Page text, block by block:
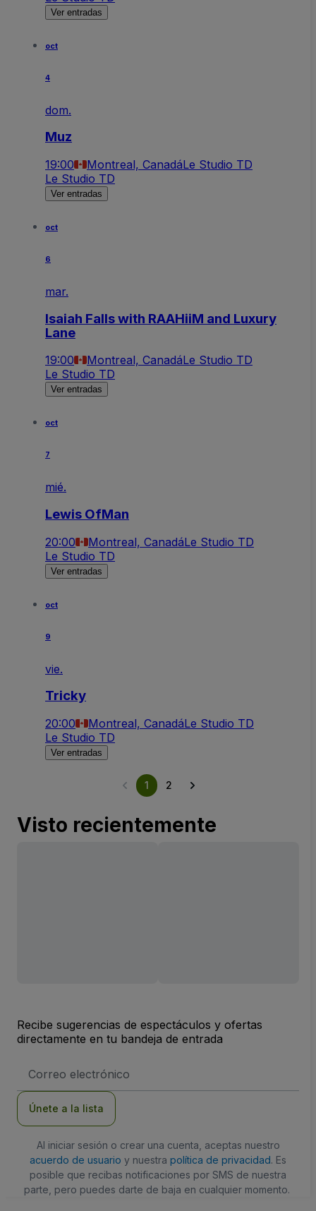
Ver entradas
oct
4
dom.
Muz
19:00 Montreal, CanadáLe Studio TD
Le Studio TD
Ver entradas
oct
6
mar.
Isaiah Falls with RAAHiiM and Luxury
Lane
19:00 Montreal, CanadáLe Studio TD
Le Studio TD
Ver entradas
oct
7
mié.
Lewis OfMan
20:00 Montreal, CanadáLe Studio TD
Le Studio TD
Ver entradas
oct
9
vie.
Tricky
20:00 Montreal, CanadáLe Studio TD
Le Studio TD
Ver entradas
1 2
Visto recientemente
Recibe sugerencias de espectáculos y ofertas
directamente en tu bandeja de entrada
de
Únete a la lista
Al iniciar sesión o crear una cuenta, aceptas nuestro
acuerdo de usuario y nuestra política de privacidad. Es
posible que recibas notificaciones por SMS de nuestra
parte, pero puedes darte de baja en cualquier momento.